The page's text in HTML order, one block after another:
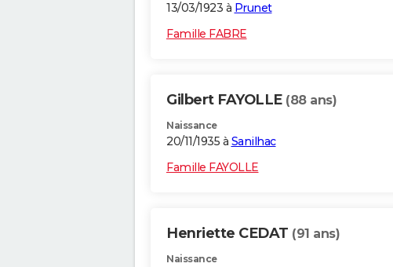
13/03/1923 à Prunet
Famille FABRE
Gilbert FAYOLLE (88 ans)
Naissance
20/11/1935 à Sanilhac
Famille FAYOLLE
Henriette CEDAT (91 ans)
Naissance